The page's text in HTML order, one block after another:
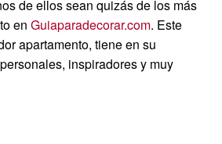
de ellos sean quizás de los más
en Guiaparadecorar.com. Este
apartamento, tiene en su
inspiradores y muy